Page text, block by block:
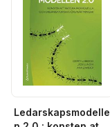
Ledarskapsmodelle